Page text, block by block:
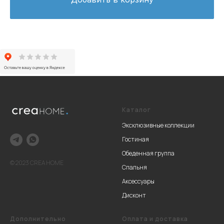
© 2023 CREA HOME
Каталог
Эксклюзивные коллекции
Гостиная
Обеденная группа
Спальня
Аксессуары
Дисконт
Дополнительно Оплата и доставка